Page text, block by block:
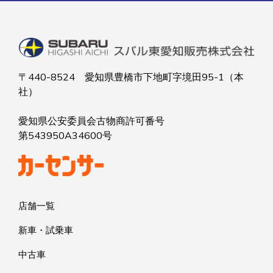
〒440-8524 愛知県豊橋市下地町字境田95-1（本
社）
愛知県公安委員会古物商許可番号
第543950A34600号
店舗一覧
新車・試乗車
中古車